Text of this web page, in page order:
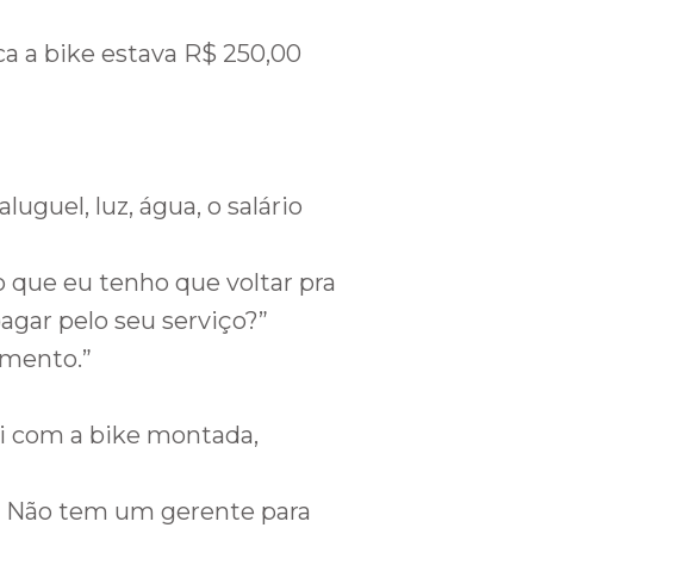
a bike estava R$ 250,00
luz, água, o salário
que eu tenho que voltar pra
pelo seu serviço?”
com a bike montada,
Não tem um gerente para